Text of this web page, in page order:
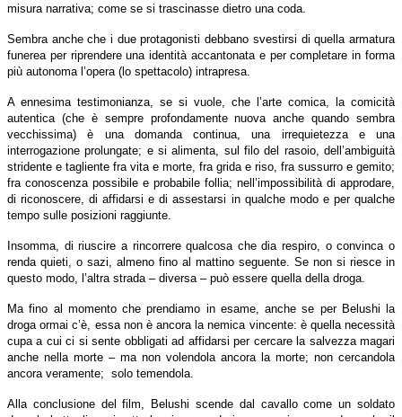
misura narrativa; come se si trascinasse dietro una coda.
Sembra anche che i due protagonisti debbano svestirsi di quella armatura
funerea per riprendere una identità accantonata e per completare in forma
più autonoma l’opera (lo spettacolo) intrapresa.
A ennesima testimonianza, se si vuole, che l’arte comica, la comicità
autentica (che è sempre profondamente nuova anche quando sembra
vecchissima) è una domanda continua, una irrequietezza e una
interrogazione prolungate; e si alimenta, sul filo del rasoio, dell’ambiguità
stridente e tagliente fra vita e morte, fra grida e riso, fra sussurro e gemito;
fra conoscenza possibile e probabile follia; nell’impossibilità di approdare,
di riconoscere, di affidarsi e di assestarsi in qualche modo e per qualche
tempo sulle posizioni raggiunte.
Insomma, di riuscire a rincorrere qualcosa che dia respiro, o convinca o
renda quieti, o sazi, almeno fino al mattino seguente. Se non si riesce in
questo modo, l’altra strada – diversa – può essere quella della droga.
Ma fino al momento che prendiamo in esame, anche se per Belushi la
droga ormai c’è, essa non è ancora la nemica vincente: è quella necessità
cupa a cui ci si sente obbligati ad affidarsi per cercare la salvezza magari
anche nella morte – ma non volendola ancora la morte; non cercandola
ancora veramente; solo temendola.
Alla conclusione del film, Belushi scende dal cavallo come un soldato